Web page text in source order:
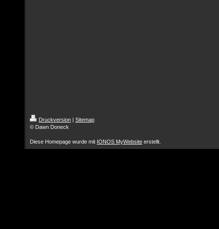
Druckversion | Sitemap
© Dawn Doneck
Diese Homepage wurde mit IONOS MyWebsite erstellt.